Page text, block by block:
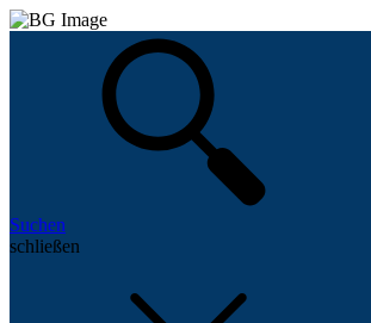
Suchen
schließen